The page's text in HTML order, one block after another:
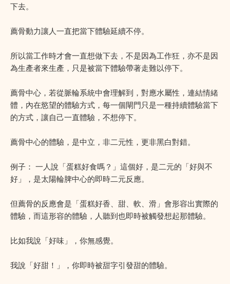
下去。
薦骨動力讓人一直把當下體驗延續不停。
所以當工作時才會一直想做下去，不是因為工作狂，亦不是因
為生產者來生產，只是被當下體驗帶著走難以停下。
薦骨中心，若從脈輪系統中會理解到，對應水屬性，連結情緒
體，內在慾望的體驗方式，每一個閘門只是一種持續體驗當下
的方式，讓自己一直體驗，不想停下。
薦骨中心的體驗，是中立，非二元性，更非黑白對錯。
例子： 一人說「蛋糕好食嗎？」這個好，是二元的「好與不
好」，是太陽輪脾中心的即時二元反應。
但薦骨的反應會是「蛋糕好香、甜、軟、滑」會形容出實際的
體驗，而這形容的體驗，人聽到也即時被觸發想起那體驗。
比如我說「好味」，你無感覺。
我說「好甜！」，你即時被甜字引發甜的體驗。